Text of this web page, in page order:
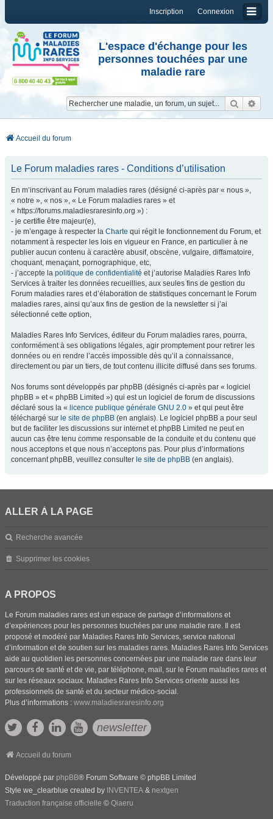
Connexion
Inscription
L'espace d'échange pour les
personnes touchées par une
maladie rare
Accueil du forum
Le Forum maladies rares - Conditions d’utilisation
En m’inscrivant au Forum maladies rares (désigné ci-après par « nous »,
« notre », « nos », « Le Forum maladies rares » et
« https://forums.maladiesraresinfo.org ») :
- je certifie être majeur(e),
- je m’engage à respecter la Charte qui régit le fonctionnement du Forum, et
notamment à respecter les lois en vigueur en France, en particulier à ne
publier aucun contenu à caractère abusif, obscène, vulgaire, diffamatoire,
choquant, menaçant, pornographique, etc,
- j’accepte la politique de confidentialité et j’autorise Maladies Rares Info
Services à traiter les données recueillies, aux seules fins de gestion du
Forum maladies rares et d’élaboration de statistiques concernant le Forum
maladies rares, ainsi qu’aux fins de gestion de la newsletter si j’ai
sélectionné cette option,
Maladies Rares Info Services, éditeur du Forum maladies rares, pourra,
conformément à ses obligations légales, agir promptement pour retirer les
données ou en rendre l’accès impossible dès qu’il a connaissance,
directement ou par un tiers, de tout contenu illicite diffusé dans ses forums.
Nos forums sont développés par phpBB (désignés ci-après par « logiciel
phpBB » et « phpBB Limited ») qui est un logiciel de forum de discussions
déclaré sous la « licence publique générale GNU 2.0 » et qui peut être
téléchargé sur le site de phpBB (en anglais). Le logiciel phpBB a pour seul
but de faciliter les discussions sur internet et phpBB Limited ne peut en
aucun cas être tenu comme responsable de la conduite et du contenu que
nous acceptons et que nous n’acceptons pas. Pour plus d’informations
concernant phpBB, veuillez consulter le site de phpBB (en anglais).
ALLER À LA PAGE
Recherche avancée
Supprimer les cookies
A PROPOS
Le Forum maladies rares est un espace de partage d’informations et
d’expériences pour les personnes touchées par une maladie rare. Il est
proposé et modéré par Maladies Rares Info Services, service national
d’information et de soutien sur les maladies rares. Maladies Rares Info Services
aide au quotidien les personnes concernées par une maladie rare dans leur
parcours de santé et de vie, par téléphone, mail, sur le Forum maladies rares et
sur les réseaux sociaux. Maladies Rares Info Services oriente aussi les
professionnels de santé et du secteur médico-social.
Plus d’informations : www.maladiesraresinfo.org
newsletter
Accueil du forum
Développé par phpBB® Forum Software © phpBB Limited
Style we_clearblue created by INVENTEA & nextgen
Traduction française officielle © Qiaeru